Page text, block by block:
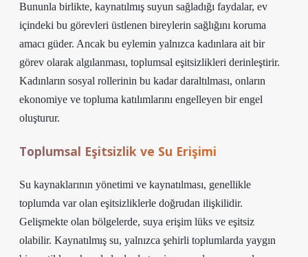
Bununla birlikte, kaynatılmış suyun sağladığı faydalar, ev
içindeki bu görevleri üstlenen bireylerin sağlığını koruma
amacı güder. Ancak bu eylemin yalnızca kadınlara ait bir
görev olarak algılanması, toplumsal eşitsizlikleri derinleştirir.
Kadınların sosyal rollerinin bu kadar daraltılması, onların
ekonomiye ve topluma katılımlarını engelleyen bir engel
oluşturur.
Toplumsal Eşitsizlik ve Su Erişimi
Su kaynaklarının yönetimi ve kaynatılması, genellikle
toplumda var olan eşitsizliklerle doğrudan ilişkilidir.
Gelişmekte olan bölgelerde, suya erişim lüks ve eşitsiz
olabilir. Kaynatılmış su, yalnızca şehirli toplumlarda yaygın